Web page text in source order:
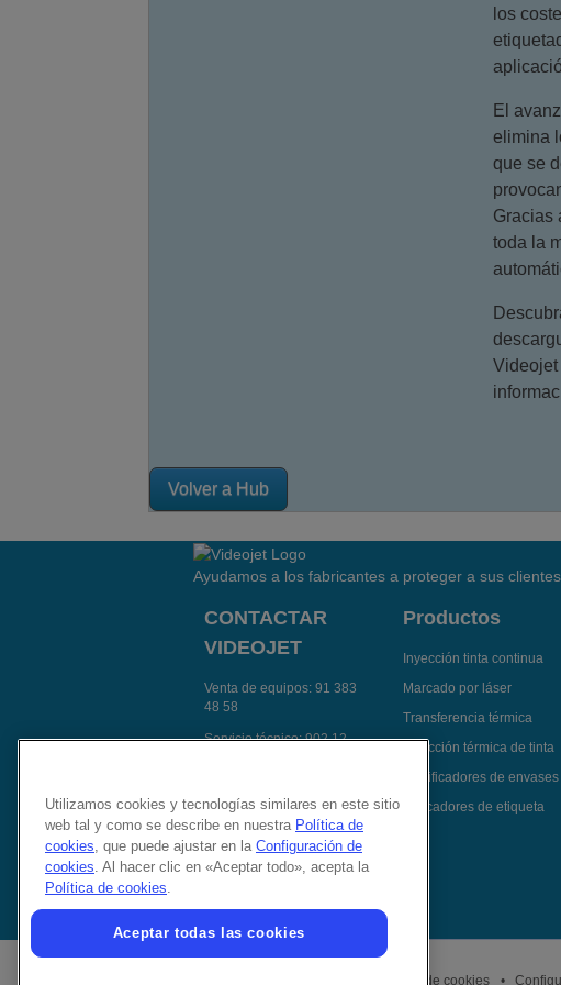
los
El
elimina
que se
Gracias
toda la
Videojet
Volver a Hub
Ayudamos a los fabricantes a proteger a sus clientes
CONTACTAR
VIDEOJET
Venta de equipos: 91 383
48 58
Servicio técnico:902 12
mail
Síguenos en:
Productos
Inyección tinta continua
Marcado por láser
Transferencia térmica
Inyección térmica de tinta
Codificadores de envases
Aplicadores de etiqueta
Política de cookies
Utilizamos cookies y tecnologías similares en este sitio
web tal y como se describe en nuestra Política de
cookies, que puede ajustar en la Configuración de
cookies. Al hacer clic en «Aceptar todo», acepta la
Política de cookies.
Aceptar todas las cookies